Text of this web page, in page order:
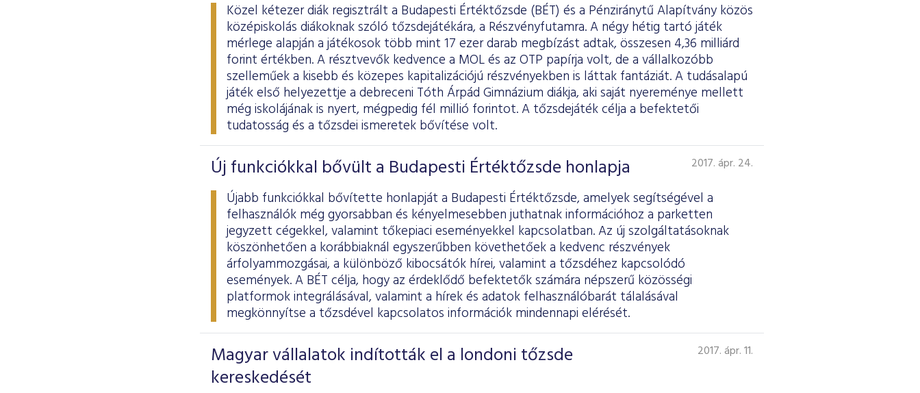
Közel kétezer diák regisztrált a Budapesti Értéktőzsde (BÉT) és a Pénziránytű Alapítvány közös
középiskolás diákoknak szóló tőzsdejátékára, a Részvényfutamra. A négy hétig tartó játék
mérlege alapján a játékosok több mint 17 ezer darab megbízást adtak, összesen 4,36 milliárd
forint értékben. A résztvevők kedvence a MOL és az OTP papírja volt, de a vállalkozóbb
szelleműek a kisebb és közepes kapitalizációjú részvényekben is láttak fantáziát. A tudásalapú
játék első helyezettje a debreceni Tóth Árpád Gimnázium diákja, aki saját nyereménye mellett
még iskolájának is nyert, mégpedig fél millió forintot. A tőzsdejáték célja a befektetői
tudatosság és a tőzsdei ismeretek bővítése volt.
Új funkciókkal bővült a Budapesti Értéktőzsde honlapja 2017. ápr. 24.
Újabb funkciókkal bővítette honlapját a Budapesti Értéktőzsde, amelyek segítségével a
felhasználók még gyorsabban és kényelmesebben juthatnak információhoz a parketten
jegyzett cégekkel, valamint tőkepiaci eseményekkel kapcsolatban. Az új szolgáltatásoknak
köszönhetően a korábbiaknál egyszerűbben követhetőek a kedvenc részvények
árfolyammozgásai, a különböző kibocsátók hírei, valamint a tőzsdéhez kapcsolódó
események. A BÉT célja, hogy az érdeklődő befektetők számára népszerű közösségi
platformok integrálásával, valamint a hírek és adatok felhasználóbarát tálalásával
megkönnyítse a tőzsdével kapcsolatos információk mindennapi elérését.
Magyar vállalatok indították el a londoni tőzsde
kereskedését
2017. ápr. 11.